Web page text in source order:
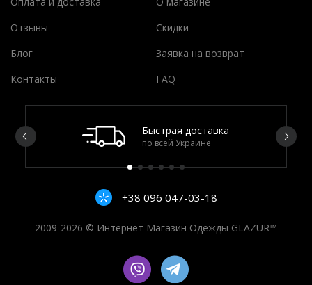
Отзывы
Скидки
Блог
Заявка на возврат
Контакты
FAQ
Быстрая доставка
по всей Украине
+38 096 047-03-18
2009-2026 © Интернет Магазин Одежды GLAZUR™